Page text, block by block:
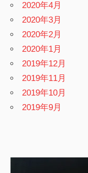
2020年4月
2020年3月
2020年2月
2020年1月
2019年12月
2019年11月
2019年10月
2019年9月